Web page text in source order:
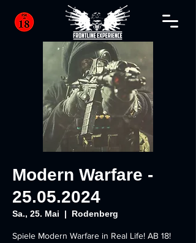
Modern Warfare -
25.05.2024
Sa., 25. Mai
  |
Rodenberg
Spiele Modern Warfare in Real Life! AB 18!